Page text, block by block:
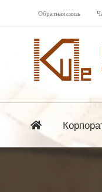
Обратная связь